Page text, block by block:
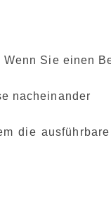
Sie einen
nacheinander
die